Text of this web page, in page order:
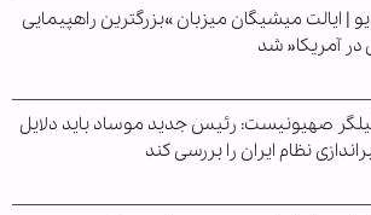
| ایالت میشیگان میزبان »بزرگترین راهپیمایی
آمریکا« شد
صهیونیست: رئیس جدید موساد باید دلایل
نظام ایران را بررسی کند